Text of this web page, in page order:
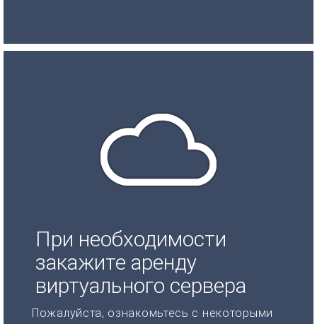
При необходимости
закажите аренду
виртуального сервера
Пожалуйста, ознакомьтесь с некоторыми